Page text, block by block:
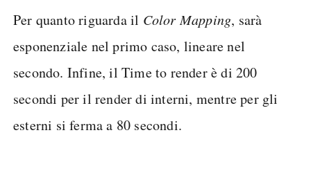
Per quanto riguarda il Color Mapping, sarà
esponenziale nel primo caso, lineare nel
secondo. Infine, il Time to render è di 200
secondi per il render di interni, mentre per gli
esterni si ferma a 80 secondi.